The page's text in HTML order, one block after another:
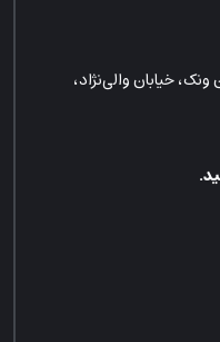
خیابان والی‌نژاد،